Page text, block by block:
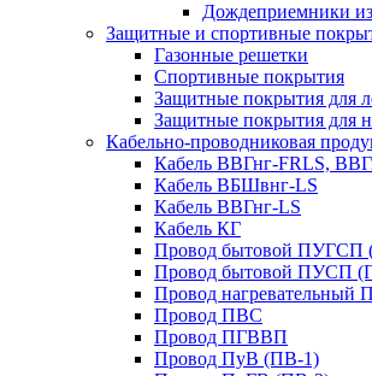
Дождеприемники
Защитные и спортивные
Газонные решетки
Спортивные покрытия
Защитные покрытия для
Защитные покрытия для
Кабельно-проводниковая
Кабель ВВГнг-FRLS,
Кабель ВБШвнг-LS
Кабель ВВГнг-LS
Кабель КГ
Провод бытовой
Провод бытовой ПУСП
Провод нагревательный
Провод ПВС
Провод ПГВВП
Провод ПуВ (ПВ-1)